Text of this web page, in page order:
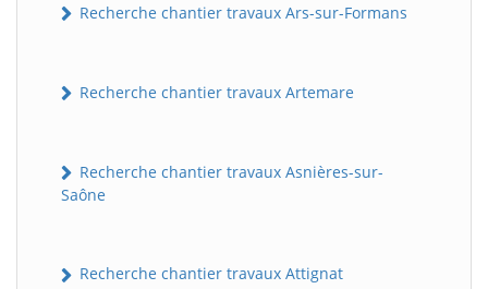
Recherche chantier travaux Ars-sur-Formans
Recherche chantier travaux Artemare
Recherche chantier travaux Asnières-sur-
Saône
Recherche chantier travaux Attignat